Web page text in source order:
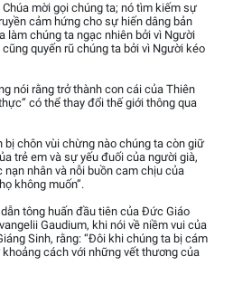
mời gọi chúng ta; nó tìm kiếm sự
cảm hứng cho sự hiến dâng bản
làm chúng ta ngạc nhiên bởi vì Người
quyến rũ chúng ta bởi vì Người kéo
nói rằng trở thành con cái của Thiên
có thể thay đổi thế giới thông qua
bị chôn vùi chừng nào chúng ta còn giữ
trẻ em và sự yếu đuối của người già,
nhân và nỗi buồn cam chịu của
không muốn”.
tông huấn đầu tiên của Đức Giáo
Gaudium, khi nói về niềm vui của
Sinh, rằng: “Đôi khi chúng ta bị cám
cách với những vết thương của